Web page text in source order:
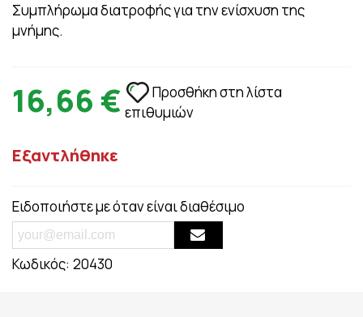
Συμπλήρωμα διατροφής για την ενίσχυση της
μνήμης.
16,66 €
Προσθήκη στη λίστα
επιθυμιών
Εξαντλήθηκε
Ειδοποιήστε με όταν είναι διαθέσιμο
Κωδικός: 20430